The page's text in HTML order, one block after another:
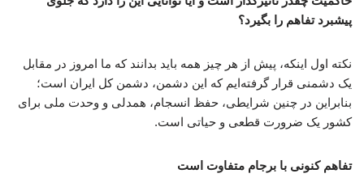
پیشبرد تفاهم را بگیرد؟
نکته اول اینکه، پیش از هر چیز همه باید بدانند که ما امروز در مقابل
یک دشمنی قرار گرفته‌ایم که این دشمن، دشمن کل ایران است؛
بنابراین در چنین شرایطی، حفظ انسجام، همدلی و وحدت ملی برای
کشور یک ضرورت قطعی و حیاتی است.
تفاهم کنونی با برجام متفاوت است